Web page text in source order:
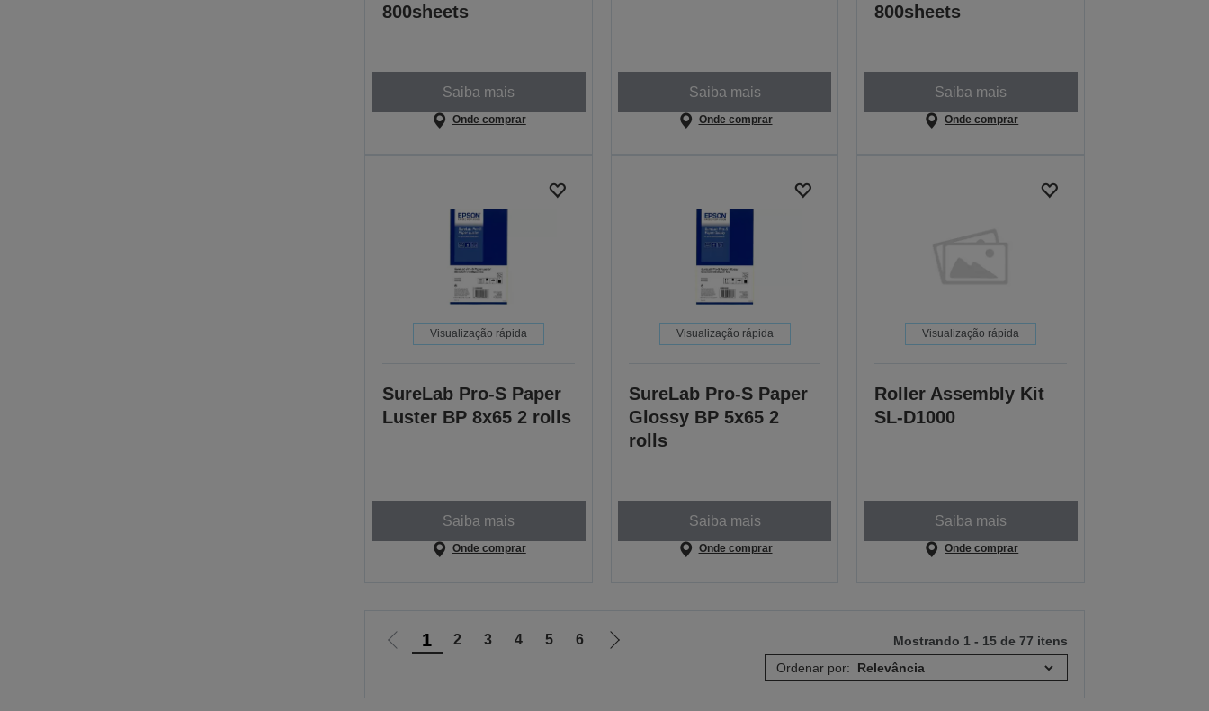
800sheets
Saiba mais
Onde comprar
Saiba mais
Onde comprar
800sheets
Saiba mais
Onde comprar
Visualização rápida
SureLab Pro-S Paper
Luster BP 8x65 2 rolls
Saiba mais
Onde comprar
Visualização rápida
SureLab Pro-S Paper
Glossy BP 5x65 2
rolls
Saiba mais
Onde comprar
Visualização rápida
Roller Assembly Kit
SL-D1000
Saiba mais
Onde comprar
Ir
1 2 3 4 5 6
Ir
Mostrando 1 - 15 de 77 itens
Ordenar por: